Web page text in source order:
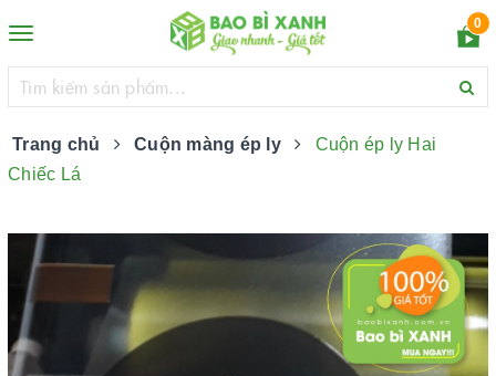
Toggle
navigation
0
Trang chủ Cuộn màng ép ly
Cuộn ép ly Hai
Chiếc Lá